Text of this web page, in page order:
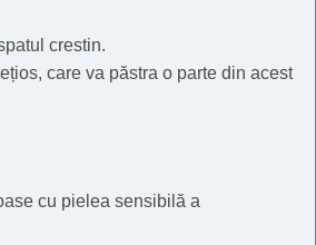
crestin.
care va păstra o parte din acest
cu pielea sensibilă a